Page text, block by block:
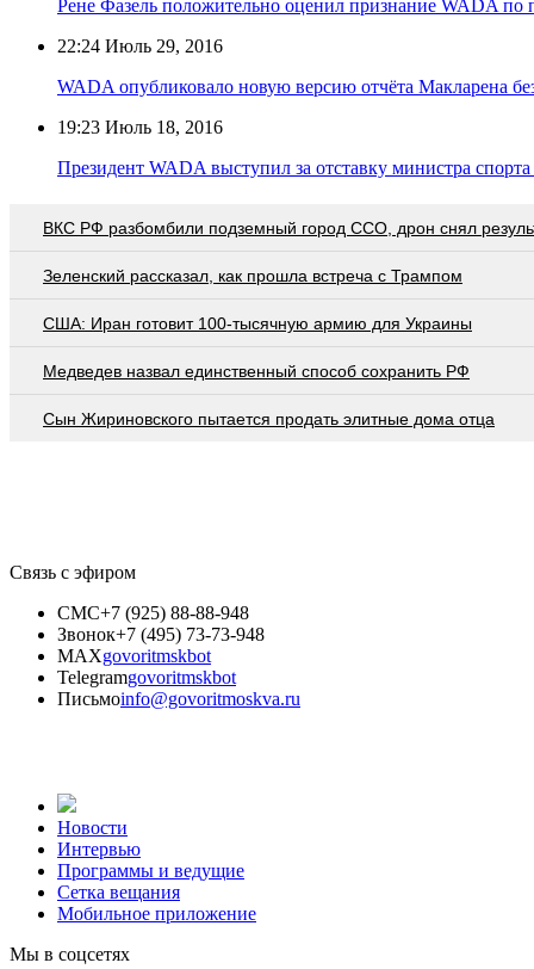
Рене Фазель положительно оценил признание WADA по
22:24 Июль 29, 2016
WADA опубликовало новую версию отчёта Макларена
19:23 Июль 18, 2016
Президент WADA выступил за отставку министра
ВКС РФ разбомбили подземный город ССО, дрон снял
Зеленский рассказал, как прошла встреча с Трампом
США: Иран готовит 100-тысячную армию для Украины
Медведев назвал единственный способ сохранить РФ
Сын Жириновского пытается продать элитные дома отца
Связь с эфиром
СМС+7 (925) 88-88-948
Звонок+7 (495) 73-73-948
MAXgovoritmskbot
Telegramgovoritmskbot
Письмоinfo@govoritmoskva.ru
Новости
Интервью
Программы и ведущие
Сетка вещания
Мобильное приложение
Мы в соцсетях